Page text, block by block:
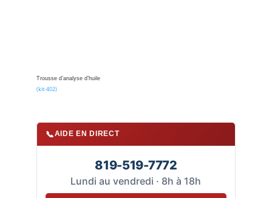
Trousse d’analyse d’huile
(kit-402)
📞AIDE EN DIRECT
819-519-7772
Lundi au vendredi · 8h à 18h